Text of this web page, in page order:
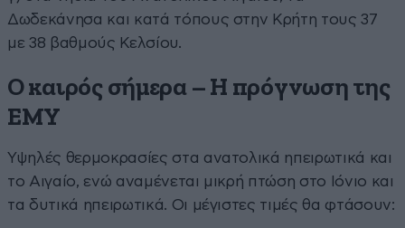
Δωδεκάνησα και κατά τόπους στην Κρήτη τους 37
με 38 βαθμούς Κελσίου.
Ο καιρός σήμερα – Η πρόγνωση της
ΕΜΥ
Υψηλές θερμοκρασίες στα ανατολικά ηπειρωτικά και
το Αιγαίο, ενώ αναμένεται μικρή πτώση στο Ιόνιο και
τα δυτικά ηπειρωτικά. Οι μέγιστες τιμές θα φτάσουν: